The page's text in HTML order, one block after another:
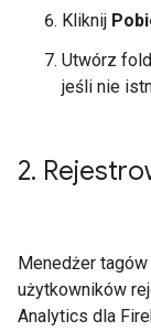
Kliknij
Utwórz
jeśli nie
2.
Menedżer
użytkowników
Analytics dla